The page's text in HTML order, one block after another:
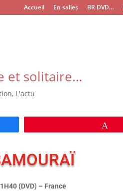
Accueil En salles BR DVD…
et solitaire…
, L'actu
(DVD) – France